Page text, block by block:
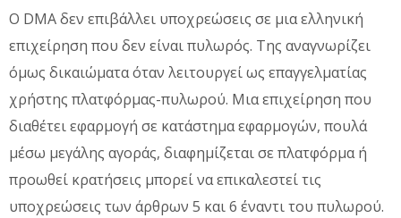
Ο DMA δεν επιβάλλει υποχρεώσεις σε μια ελληνική
επιχείρηση που δεν είναι πυλωρός. Της αναγνωρίζει
όμως δικαιώματα όταν λειτουργεί ως επαγγελματίας
χρήστης πλατφόρμας-πυλωρού. Μια επιχείρηση που
διαθέτει εφαρμογή σε κατάστημα εφαρμογών, πουλά
μέσω μεγάλης αγοράς, διαφημίζεται σε πλατφόρμα ή
προωθεί κρατήσεις μπορεί να επικαλεστεί τις
υποχρεώσεις των άρθρων 5 και 6 έναντι του πυλωρού.